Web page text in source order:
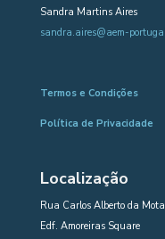
Sandra Martins Aires
sandra.aires@aem-
Termos e Condições
Política de Privacidade
Localização
Rua Carlos Alberto da
Edf. Amoreiras Square